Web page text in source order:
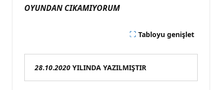
OYUNDAN CIKAMIYORUM
Tabloyu genişlet
28.10.2020 YILINDA YAZILMIŞTIR